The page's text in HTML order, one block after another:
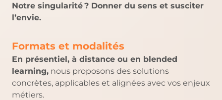
Notre singularité ? Donner du sens et susciter
l’envie.
Formats et modalités
En présentiel, à distance ou en blended
learning, nous proposons des solutions
concrètes, applicables et alignées avec vos enjeux
métiers.